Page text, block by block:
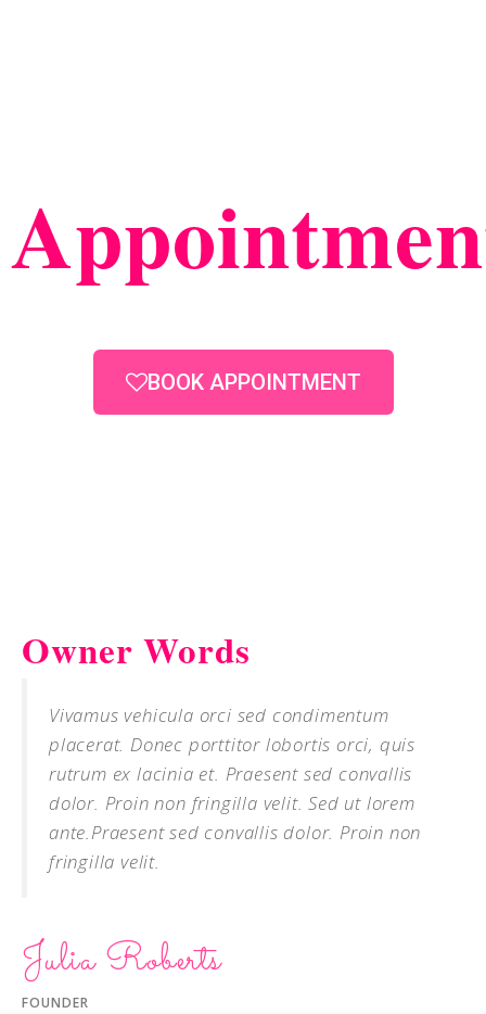
An
BOOK APPOINTMENT
Owner Words
Vivamus vehicula orci sed condimentum
placerat. Donec porttitor lobortis orci, quis
rutrum ex lacinia et. Praesent sed convallis
dolor. Proin non fringilla velit. Sed ut lorem
ante.Praesent sed convallis dolor. Proin non
fringilla velit.
Julia Roberts
FOUNDER